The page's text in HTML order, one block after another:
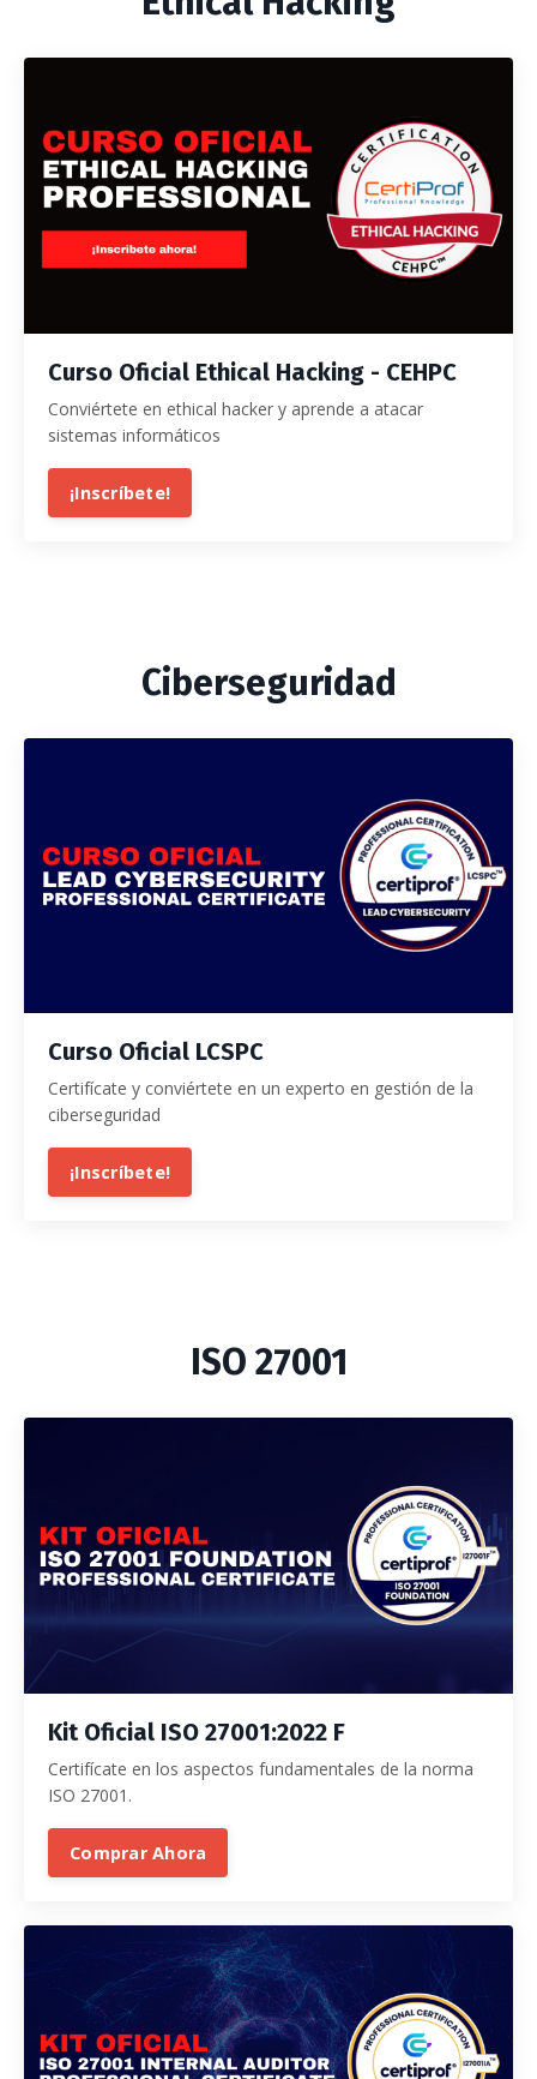
Curso Oficial Ethical Hacking - CEHPC
Conviértete en ethical hacker y aprende a atacar
sistemas informáticos
¡Inscríbete!
Ciberseguridad
Curso Oficial LCSPC
Certifícate y conviértete en un experto en gestión de la
ciberseguridad
¡Inscríbete!
ISO 27001
Kit Oficial ISO 27001:2022 F
Certifícate en los aspectos fundamentales de la norma
ISO 27001.
Comprar Ahora